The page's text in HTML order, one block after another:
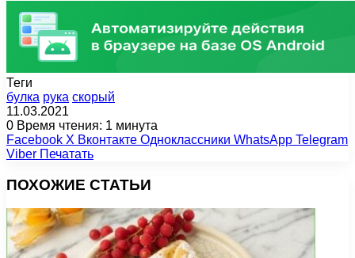
Теги
булка рука скорый
11.03.2021
0 Время чтения: 1 минута
Facebook X Вконтакте Одноклассники WhatsApp Telegram
Viber Печатать
ПОХОЖИЕ СТАТЬИ